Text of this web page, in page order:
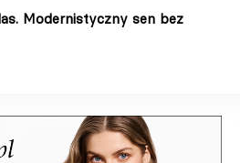
Modernistyczny sen bez